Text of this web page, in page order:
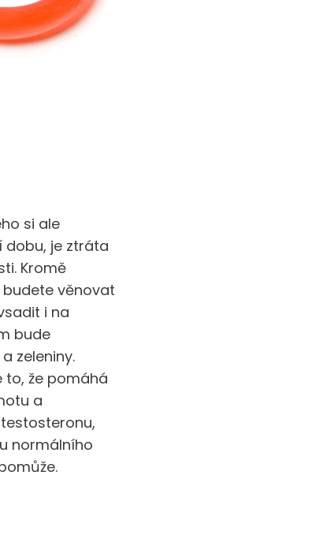
si ale
dobu, je ztráta
Kromě
věnovat
i na
bude
zeleniny.
to, že pomáhá
a
normálního